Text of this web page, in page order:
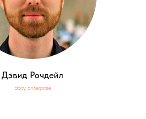
Дэвид Рочдейл
Ebay Enterprise